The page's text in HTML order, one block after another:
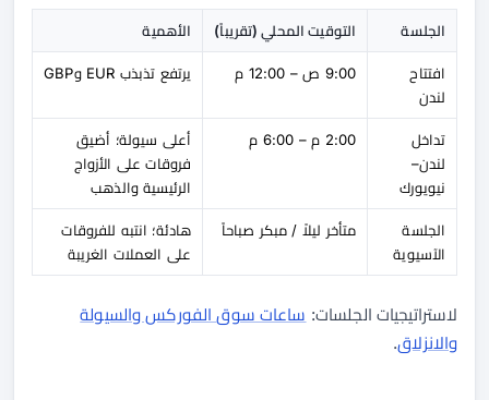
الجلسة التوقيت المحلي (تقريباً) الأهمية
افتتاح
لندن
9:00 ص – 12:00 م يرتفع تذبذب EUR وGBP
تداخل
لندن–
نيويورك
2:00 م – 6:00 م
أعلى سيولة؛ أضيق
فروقات على الأزواج
الرئيسية والذهب
الجلسة
الآسيوية
متأخر ليلاً / مبكر صباحاً
هادئة؛ انتبه للفروقات
على العملات الغريبة
لاستراتيجيات الجلسات: ساعات سوق الفوركس والسيولة
والانزلاق.